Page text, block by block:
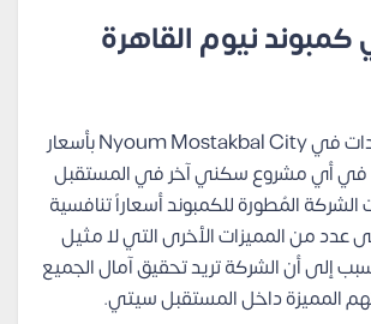
كمبوند نيوم القاهرة
تتمتع جميع الوحدات في Nyoum Mostakbal City بأسعار
في أي مشروع سكني آخر في المستقبل
المُطورة للكمبوند أسعاراً تنافسية
عدد من المميزات الأخرى التي لا مثيل
إلى أن الشركة تريد تحقيق آمال الجميع
المميزة داخل المستقبل سيتي.